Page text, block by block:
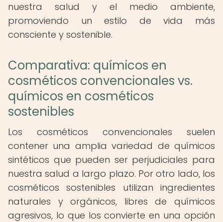
nuestra salud y el medio ambiente,
promoviendo un estilo de vida más
consciente y sostenible.
Comparativa: químicos en
cosméticos convencionales vs.
químicos en cosméticos
sostenibles
Los cosméticos convencionales suelen
contener una amplia variedad de químicos
sintéticos que pueden ser perjudiciales para
nuestra salud a largo plazo. Por otro lado, los
cosméticos sostenibles utilizan ingredientes
naturales y orgánicos, libres de químicos
agresivos, lo que los convierte en una opción